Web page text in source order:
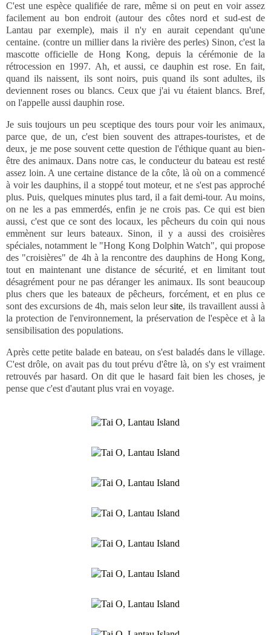
C'est une espèce qualifiée de rare, même si on peut en voir assez
facilement au bon endroit (autour des côtes nord et sud-est de
Lantau par exemple), mais il n'y en aurait cependant qu'une
centaine. (contre un millier dans la rivière des perles) Sinon, c'est la
mascotte officielle de Hong Kong, depuis la cérémonie de la
rétrocession en 1997. Ah, et aussi, ce dauphin est rose. En fait,
quand ils naissent, ils sont noirs, puis quand ils sont adultes, ils
deviennent roses ou blancs. Ceux que j'ai vu étaient blancs. Bref,
on l'appelle aussi dauphin rose.
Je suis toujours un peu sceptique des tours pour voir les animaux,
parce que, de un, c'est bien souvent des attrapes-touristes, et de
deux, je me pose souvent cette question de l'éthique quant au bien-
être des animaux. Dans notre cas, le conducteur du bateau est resté
assez loin. A une certaine distance de la côte, là où on a commencé
à voir les dauphins, il a stoppé tout moteur, et ne s'est pas approché
plus. Puis, quelques minutes plus tard, il a fait demi-tour. Au moins,
on ne les a pas emmerdés, enfin je ne crois pas. Ce qui est bien
aussi, c'est que ce sont des locaux, les pêcheurs du coin qui nous
emmènent sur leurs bateaux. Sinon, il y a aussi des croisières
spéciales, notamment le "Hong Kong Dolphin Watch", qui propose
des "croisières" de 4h à la rencontre des dauphins de Hong Kong,
tout en maintenant une distance de sécurité, et en limitant tout
désagrément pour ne pas déranger les animaux. Ils sont beaucoup
plus chers que les bateaux de pêcheurs, forcément, et en plus ce
sont des excursions de 4h, mais selon leursite, ils travaillent aussi à
la protection de l'environnement, la préservation de l'espèce et à la
sensibilisation des populations.
Après cette petite balade en bateau, on s'est baladés dans le village.
C'est drôle, on avait pas du tout prévu d'être là, on s'y est vraiment
retrouvés par hasard. On dit que le hasard fait bien les choses, je
pense que c'est d'autant plus vrai en voyage.